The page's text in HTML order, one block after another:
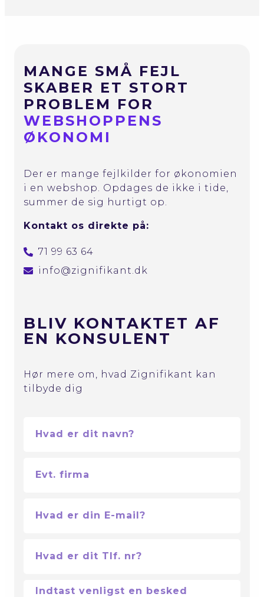
MANGE SMÅ FEJL
SKABER ET STORT
PROBLEM FOR
WEBSHOPPENS
ØKONOMI
Der er mange fejlkilder for økonomien
i en webshop. Opdages de ikke i tide,
summer de sig hurtigt op.
Kontakt os direkte på:
71 99 63 64
info@zignifikant.dk
BLIV KONTAKTET AF
EN KONSULENT
Hør mere om, hvad Zignifikant kan
tilbyde dig